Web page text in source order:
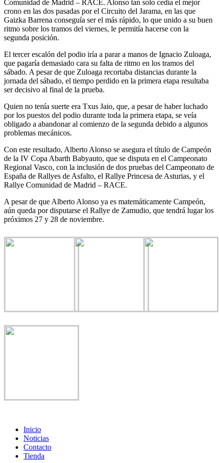
Comunidad de Madrid – RACE. Alonso tan solo cedía el mejor
crono en las dos pasadas por el Circuito del Jarama, en las que
Gaizka Barrena conseguía ser el más rápido, lo que unido a su buen
ritmo sobre los tramos del viernes, le permitía hacerse con la
segunda posición.
El tercer escalón del podio iría a parar a manos de Ignacio Zuloaga,
que pagaría demasiado cara su falta de ritmo en los tramos del
sábado. A pesar de que Zuloaga recortaba distancias durante la
jornada del sábado, el tiempo perdido en la primera etapa resultaba
ser decisivo al final de la prueba.
Quien no tenía suerte era Txus Jaio, que, a pesar de haber luchado
por los puestos del podio durante toda la primera etapa, se veía
obligado a abandonar al comienzo de la segunda debido a algunos
problemas mecánicos.
Con este resultado, Alberto Alonso se asegura el título de Campeón
de la IV Copa Abarth Babyauto, que se disputa en el Campeonato
Regional Vasco, con la inclusión de dos pruebas del Campeonato de
España de Rallyes de Asfalto, el Rallye Princesa de Asturias, y el
Rallye Comunidad de Madrid – RACE.
A pesar de que Alberto Alonso ya es matemáticamente Campeón,
aún queda por disputarse el Rallye de Zamudio, que tendrá lugar los
próximos 27 y 28 de noviembre.
Inicio
Noticias
Contacto
Tienda